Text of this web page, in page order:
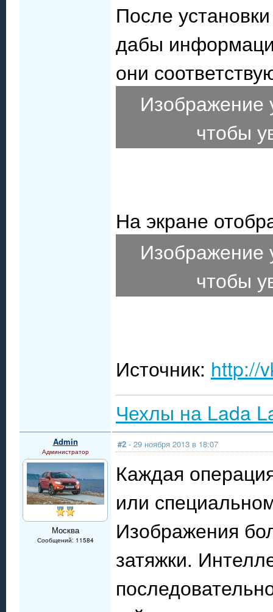
После
дабы
они
чтобы
На экране
чтобы
Источник: http://
Чехлы на Lada
Admin
Администратор
Москва
Сообщений: 11584
#2 - 29 ноября 2013 в 18:07
Каждая
или
Изображения
затяжки.